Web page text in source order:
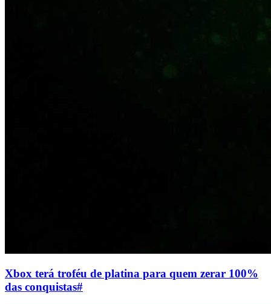
Xbox terá troféu de platina para quem zerar 100%
das conquistas#